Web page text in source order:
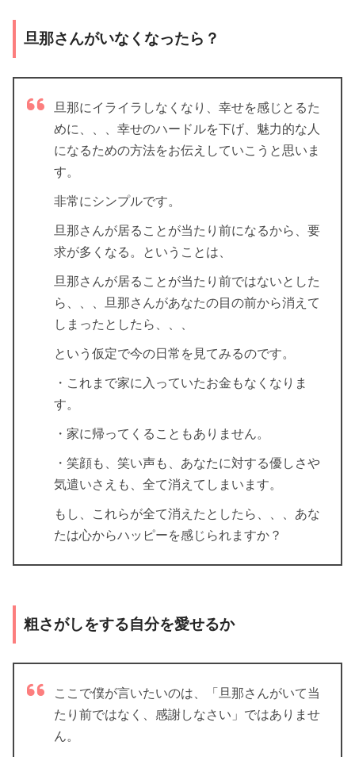
旦那さんがいなくなったら？
旦那にイライラしなくなり、幸せを感じとるた
めに、、、幸せのハードルを下げ、魅力的な人
になるための方法をお伝えしていこうと思いま
す。
非常にシンプルです。
旦那さんが居ることが当たり前になるから、要
求が多くなる。ということは、
旦那さんが居ることが当たり前ではないとした
ら、、、旦那さんがあなたの目の前から消えて
しまったとしたら、、、
という仮定で今の日常を見てみるのです。
・これまで家に入っていたお金もなくなりま
す。
・家に帰ってくることもありません。
・笑顔も、笑い声も、あなたに対する優しさや
気遣いさえも、全て消えてしまいます。
もし、これらが全て消えたとしたら、、、あな
たは心からハッピーを感じられますか？
粗さがしをする自分を愛せるか
ここで僕が言いたいのは、「旦那さんがいて当
たり前ではなく、感謝しなさい」ではありませ
ん。